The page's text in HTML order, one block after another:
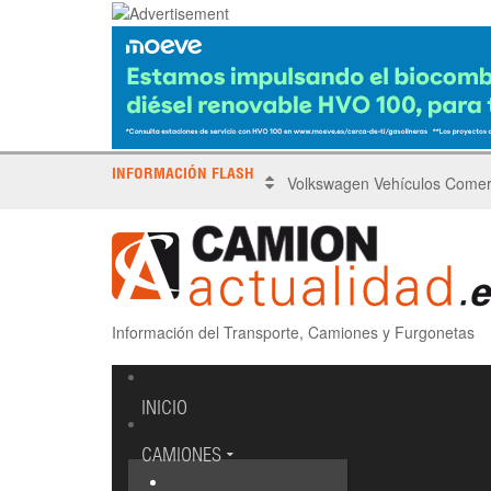
INFORMACIÓN FLASH Prueba Kia PV5 Passenger
Información del Transporte, Camiones y Furgonetas
INICIO
CAMIONES